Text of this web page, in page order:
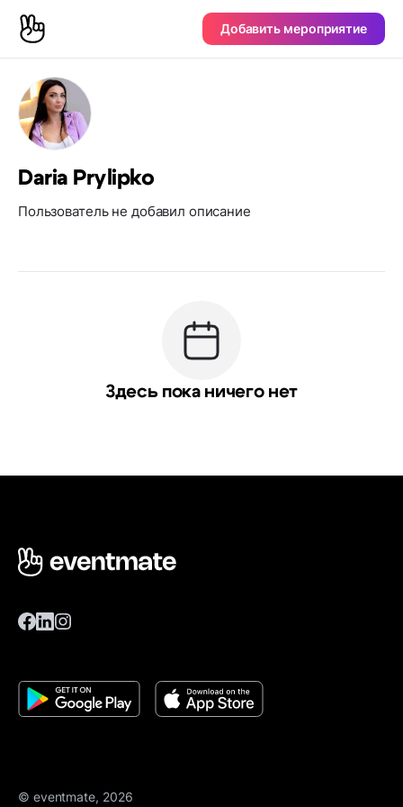
Добавить мероприятие
Daria Prylipko
Пользователь не добавил описание
Здесь пока ничего нет
© eventmate, 2026